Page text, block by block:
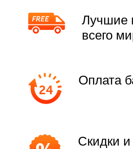
Лучшие
всего
Оплата
Скидки